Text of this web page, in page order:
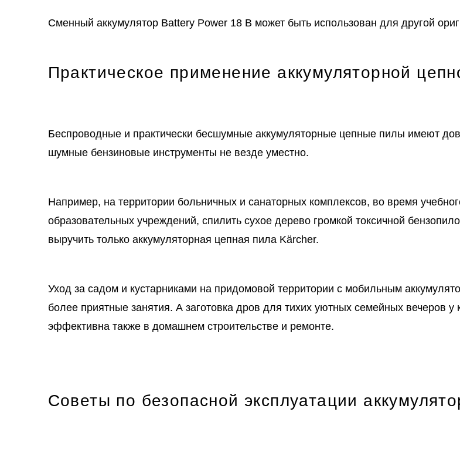
Сменный аккумулятор Battery Power 18 В может быть использован для другой
Практическое применение аккумуляторной
Беспроводные и практически бесшумные аккумуляторные цепные пилы имеют
шумные бензиновые инструменты не везде уместно.
Например, на территории больничных и санаторных комплексов, во время
образовательных учреждений, спилить сухое дерево громкой токсичной
выручить только аккумуляторная цепная пила Kärcher.
Уход за садом и кустарниками на придомовой территории с мобильным
более приятные занятия. А заготовка дров для тихих уютных семейных вечеров
эффективна также в домашнем строительстве и ремонте.
Советы по безопасной эксплуатации